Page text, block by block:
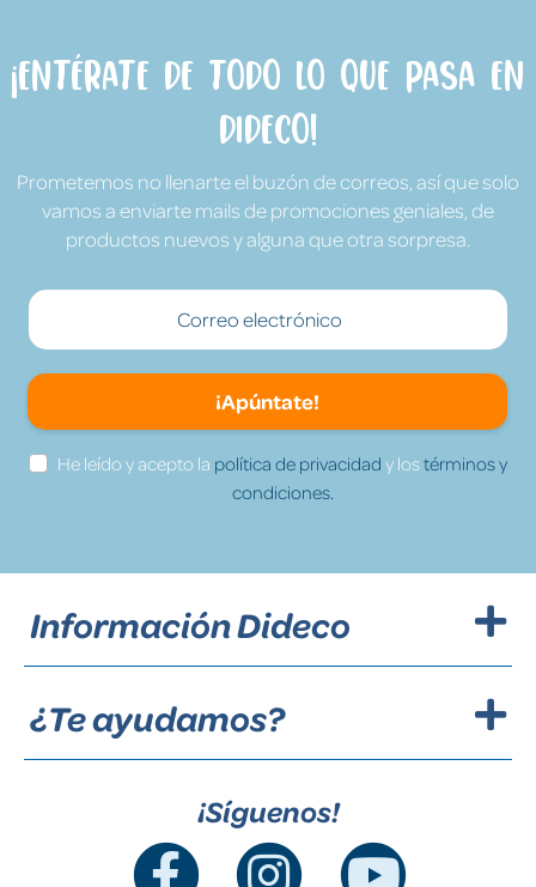
¡Entérate de todo lo que pasa en
Dideco!
Prometemos no llenarte el buzón de correos, así que solo
vamos a enviarte mails de promociones geniales, de
productos nuevos y alguna que otra sorpresa.
¡Apúntate!
He leído y acepto la política de privacidad y lostérminos y
condiciones.
Información Dideco
¿Te ayudamos?
¡Síguenos!